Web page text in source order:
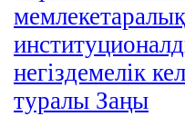
негіздемелік
туралы Заңы